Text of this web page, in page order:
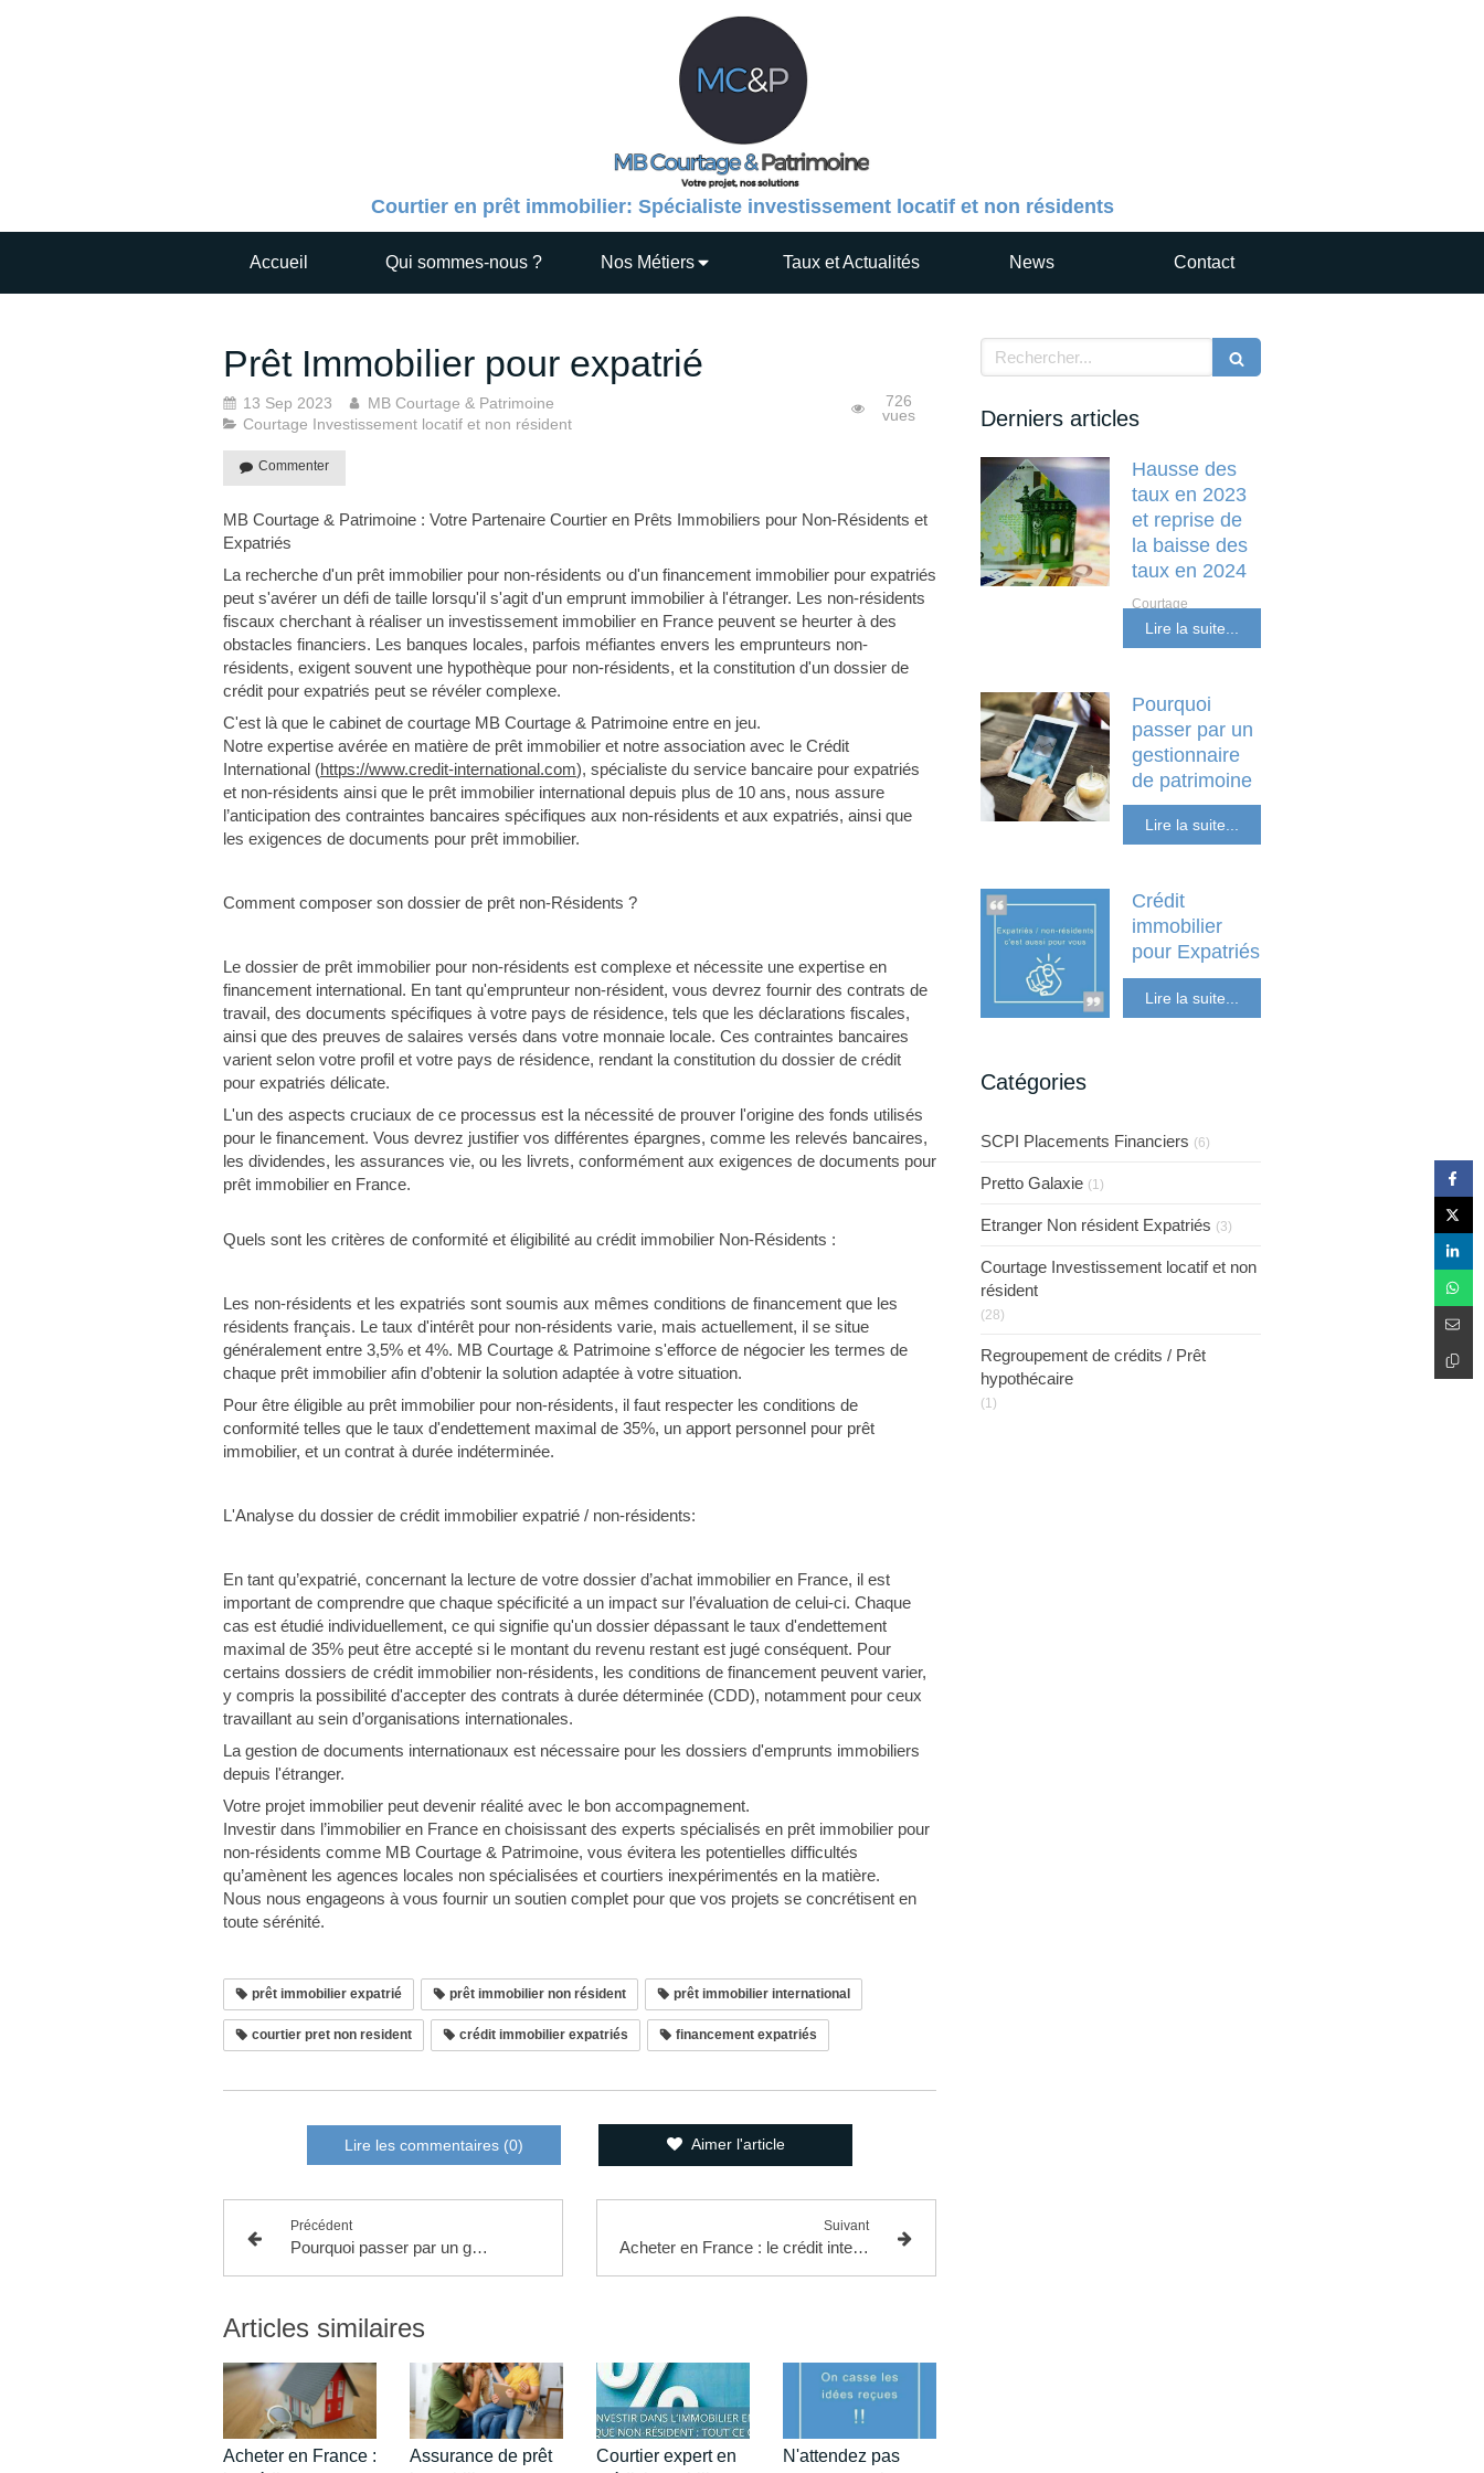
Courtier en prêt immobilier: Spécialiste investissement locatif et non résidents
Accueil Qui sommes-nous ? Nos Métiers Taux et Actualités News Contact
Prêt Immobilier pour expatrié
13 Sep 2023
MB Courtage & Patrimoine
Courtage Investissement locatif et non résident
726
vues
Commenter
MB Courtage & Patrimoine : Votre Partenaire Courtier en Prêts Immobiliers pour Non-Résidents et
Expatriés
La recherche d'un prêt immobilier pour non-résidents ou d'un financement immobilier pour expatriés
peut s'avérer un défi de taille lorsqu'il s'agit d'un emprunt immobilier à l'étranger. Les non-résidents
fiscaux cherchant à réaliser un investissement immobilier en France peuvent se heurter à des
obstacles financiers. Les banques locales, parfois méfiantes envers les emprunteurs non-
résidents, exigent souvent une hypothèque pour non-résidents, et la constitution d'un dossier de
crédit pour expatriés peut se révéler complexe.
C'est là que le cabinet de courtage MB Courtage & Patrimoine entre en jeu.
Notre expertise avérée en matière de prêt immobilier et notre association avec le Crédit
International (https://www.credit-international.com), spécialiste du service bancaire pour expatriés
et non-résidents ainsi que le prêt immobilier international depuis plus de 10 ans, nous assure
l’anticipation des contraintes bancaires spécifiques aux non-résidents et aux expatriés, ainsi que
les exigences de documents pour prêt immobilier.
Comment composer son dossier de prêt non-Résidents ?
Le dossier de prêt immobilier pour non-résidents est complexe et nécessite une expertise en
financement international. En tant qu'emprunteur non-résident, vous devrez fournir des contrats de
travail, des documents spécifiques à votre pays de résidence, tels que les déclarations fiscales,
ainsi que des preuves de salaires versés dans votre monnaie locale. Ces contraintes bancaires
varient selon votre profil et votre pays de résidence, rendant la constitution du dossier de crédit
pour expatriés délicate.
L'un des aspects cruciaux de ce processus est la nécessité de prouver l'origine des fonds utilisés
pour le financement. Vous devrez justifier vos différentes épargnes, comme les relevés bancaires,
les dividendes, les assurances vie, ou les livrets, conformément aux exigences de documents pour
prêt immobilier en France.
Quels sont les critères de conformité et éligibilité au crédit immobilier Non-Résidents :
Les non-résidents et les expatriés sont soumis aux mêmes conditions de financement que les
résidents français. Le taux d'intérêt pour non-résidents varie, mais actuellement, il se situe
généralement entre 3,5% et 4%. MB Courtage & Patrimoine s'efforce de négocier les termes de
chaque prêt immobilier afin d’obtenir la solution adaptée à votre situation.
Pour être éligible au prêt immobilier pour non-résidents, il faut respecter les conditions de
conformité telles que le taux d'endettement maximal de 35%, un apport personnel pour prêt
immobilier, et un contrat à durée indéterminée.
L'Analyse du dossier de crédit immobilier expatrié / non-résidents:
En tant qu’expatrié, concernant la lecture de votre dossier d’achat immobilier en France, il est
important de comprendre que chaque spécificité a un impact sur l’évaluation de celui-ci. Chaque
cas est étudié individuellement, ce qui signifie qu'un dossier dépassant le taux d'endettement
maximal de 35% peut être accepté si le montant du revenu restant est jugé conséquent. Pour
certains dossiers de crédit immobilier non-résidents, les conditions de financement peuvent varier,
y compris la possibilité d'accepter des contrats à durée déterminée (CDD), notamment pour ceux
travaillant au sein d’organisations internationales.
La gestion de documents internationaux est nécessaire pour les dossiers d'emprunts immobiliers
depuis l'étranger.
Votre projet immobilier peut devenir réalité avec le bon accompagnement.
Investir dans l’immobilier en France en choisissant des experts spécialisés en prêt immobilier pour
non-résidents comme MB Courtage & Patrimoine, vous évitera les potentielles difficultés
qu’amènent les agences locales non spécialisées et courtiers inexpérimentés en la matière.
Nous nous engageons à vous fournir un soutien complet pour que vos projets se concrétisent en
toute sérénité.
prêt immobilier expatrié prêt immobilier non résident prêt immobilier international
courtier pret non resident crédit immobilier expatriés financement expatriés
Lire les commentaires (0) Aimer l'article
Précédent
Pourquoi passer par un gestionnaire de patrimoine
Suivant
Acheter en France : le crédit international, une solution pour les expatriés et non-résidents
Articles similaires
Acheter en France :
Assurance de prêt
Courtier expert en
N'attendez pas
Rechercher
Derniers articles
Hausse des
taux en 2023
et reprise de
la baisse des
taux en 2024
Courtage
et non résident
Lire la suite...
Pourquoi
passer par un
gestionnaire
de patrimoine
Financiers
Lire la suite...
Crédit
immobilier
pour Expatriés
résident Expatriés
Lire la suite...
Catégories
SCPI Placements Financiers (6)
Pretto Galaxie (1)
Etranger Non résident Expatriés (3)
Courtage Investissement locatif et non
résident
(28)
Regroupement de crédits / Prêt
hypothécaire
(1)